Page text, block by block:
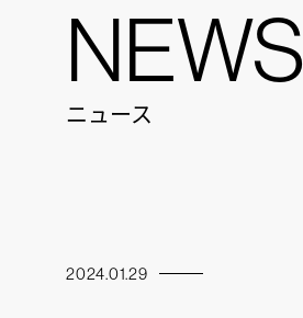
NEWS
ニュース
2024.01.29